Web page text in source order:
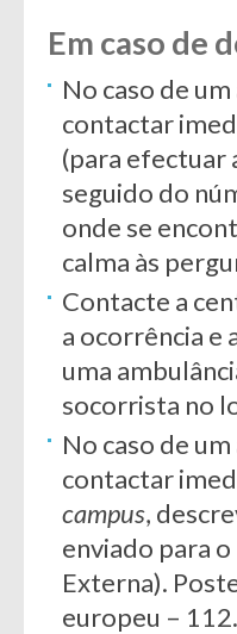
Em caso de
No caso de
contactar
(para efectuar
seguido do
onde se
calma às
Contacte a
a ocorrência e
uma
socorrista no
No caso de
contactar
campus,
enviado para
Externa).
europeu – 112.